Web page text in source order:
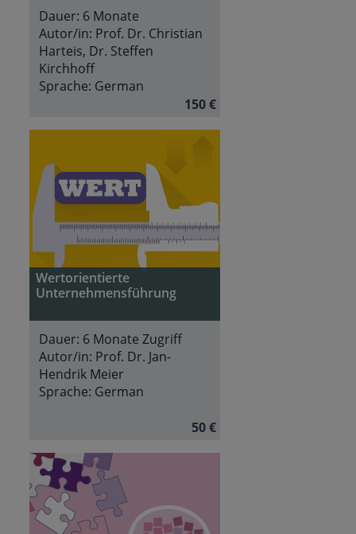
Dauer: 6 Monate
Autor/in: Prof. Dr. Christian
Harteis, Dr. Steffen
Kirchhoff
Sprache: German
150 €
Wertorientierte
Unternehmensführung
Dauer: 6 Monate Zugriff
Autor/in: Prof. Dr. Jan-
Hendrik Meier
Sprache: German
50 €